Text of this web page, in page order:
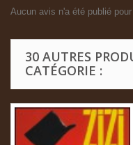
Aucun avis n'a été publié pour
30 AUTRES
CATÉGORIE :